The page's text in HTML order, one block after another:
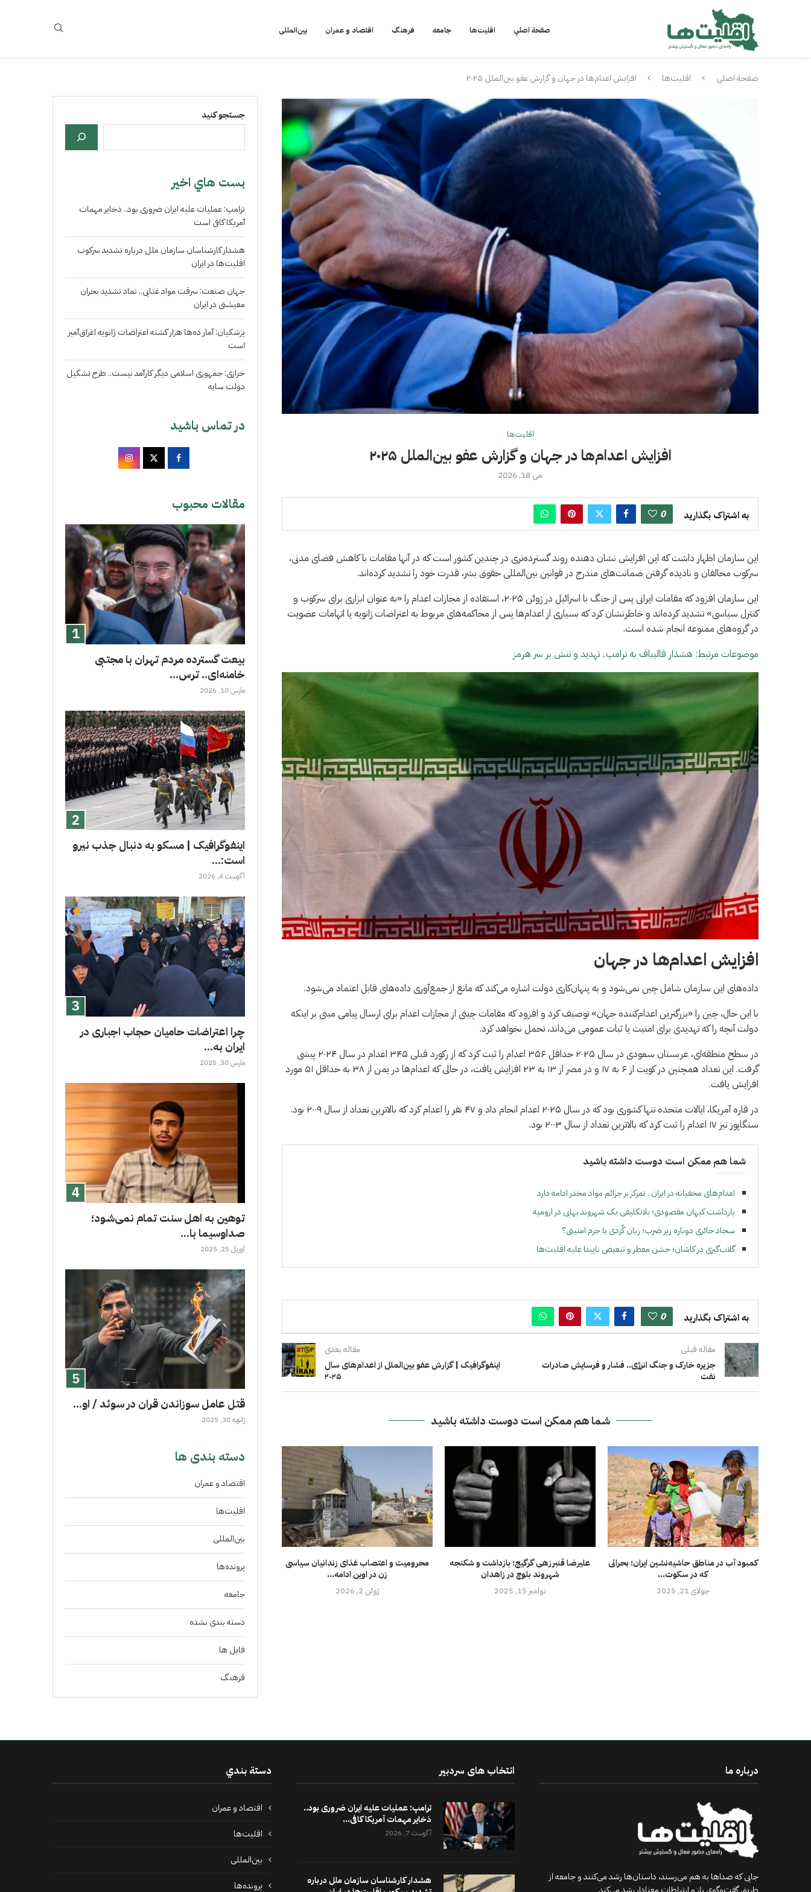
صفحة اصلي اقلیت‌ها جامعه فرهنگ اقتصاد و عمران بین‌المللی
صفحة اصلي اقلیت‌ها افزایش اعدام‌ها در جهان و گزارش عفو بین‌الملل ۲۰۲۵
اقلیت‌ها
افزایش اعدام‌ها در جهان و گزارش عفو بین‌الملل ۲۰۲۵
می 18, 2026
به اشتراک بگذارید 0
این سازمان اظهار داشت که این افزایش نشان دهنده روند گسترده‌تری در چندین کشور است که در آنها مقامات با کاهش فضای مدنی،
سرکوب مخالفان و نادیده گرفتن ضمانت‌های مندرج در قوانین بین‌المللی حقوق بشر، قدرت خود را تشدید کرده‌اند.
این سازمان افزود که مقامات ایرانی پس از جنگ با اسرائیل در ژوئن ۲۰۲۵، استفاده از مجازات اعدام را «به عنوان ابزاری برای سرکوب و
کنترل سیاسی» تشدید کرده‌اند و خاطرنشان کرد که بسیاری از اعدام‌ها پس از محاکمه‌های مربوط به اعتراضات ژانویه یا اتهامات عضویت
در گروه‌های ممنوعه انجام شده است.
موضوعات مرتبط: هشدار قالیباف به ترامپ.. تهدید و تنش بر سر هرمز
افزایش اعدام‌ها در جهان
داده‌های این سازمان شامل چین نمی‌شود و به پنهان‌کاری دولت اشاره می‌کند که مانع از جمع‌آوری داده‌های قابل اعتماد می‌شود.
با این حال، چین را «بزرگترین اعدام‌کننده جهان» توصیف کرد و افزود که مقامات چینی از مجازات اعدام برای ارسال پیامی مبنی بر اینکه
دولت آنچه را که تهدیدی برای امنیت یا ثبات عمومی می‌داند، تحمل نخواهد کرد.
در سطح منطقه‌ای، عربستان سعودی در سال ۲۰۲۵ حداقل ۳۵۶ اعدام را ثبت کرد که از رکورد قبلی ۳۴۵ اعدام در سال ۲۰۲۴ پیشی
گرفت. این تعداد همچنین در کویت از ۶ به ۱۷ و در مصر از ۱۳ به ۲۳ افزایش یافت، در حالی که اعدام‌ها در یمن از ۳۸ به حداقل ۵۱ مورد
افزایش یافت.
در قاره آمریکا، ایالات متحده تنها کشوری بود که در سال ۲۰۲۵ اعدام انجام داد و ۴۷ نفر را اعدام کرد که بالاترین تعداد از سال ۲۰۰۹ بود.
سنگاپور نیز ۱۷ اعدام را ثبت کرد که بالاترین تعداد از سال ۲۰۰۳ بود.
شما هم ممکن است دوست داشته باشید
اعدام‌های مخفیانه در ایران.. تمرکز بر جرائم مواد مخدر ادامه دارد
بازداشت کیهان مقصودی؛ بلاتکلیفی یک شهروند بهایی در ارومیه
سجاد حائری دوباره زیر ضرب؛ زبان کُردی یا جرم امنیتی؟
گلاب‌گیری در کاشان؛ جشن معطر و تبعیض ناپیدا علیه اقلیت‌ها
به اشتراک بگذارید 0
مقاله قبلی
جزیره خارک و جنگ انرژی.. فشار و فرسایش صادرات
نفت
مقاله بعدی
اینفوگرافیک | گزارش عفو بین‌الملل از اعدام‌های سال
۲۰۲۵
شما هم ممکن است دوست داشته باشید
محرومیت و اعتصاب غذای زندانیان سیاسی
زن در اوین ادامه...
ژوئن 2, 2026
علیرضا قنبرزهی گرگیج؛ بازداشت و شکنجه
شهروند بلوچ در زاهدان
نوامبر 15, 2025
کمبود آب در مناطق حاشیه‌نشین ایران؛ بحرانی
که در سکوت...
جولای 21, 2025
جستجو کنید
بست هاي اخير
ترامپ: عملیات علیه ایران ضروری بود.. ذخایر مهمات
آمریکا کافی است
هشدار کارشناسان سازمان ملل درباره تشدید سرکوب
اقلیت‌ها در ایران
جهان صنعت: سرقت مواد غذایی.. نماد تشدید بحران
معیشتی در ایران
پزشکیان: آمار ده‌ها هزار کشته اعتراضات ژانویه اغراق‌آمیز
است
خرازی: جمهوری اسلامی دیگر کارآمد نیست.. طرح تشکیل
دولت سایه
در تماس باشید
مقالات محبوب
بیعت گسترده مردم تهران با مجتبی
خامنه‌ای.. ترس...
مارس 10, 2026
اینفوگرافیک | مسکو به دنبال جذب نیرو
است:...
آگوست 4, 2026
چرا اعتراضات حامیان حجاب اجباری در
ایران به...
مارس 30, 2025
توهین به اهل سنت تمام نمی‌شود؛
صداوسیما با...
آوریل 25, 2025
قتل عامل سوزاندن قران در سوئد / او...
ژانویه 30, 2025
دسته بندی ها
اقتصاد و عمران
اقلیت‌ها
بین‌المللی
پرونده‌ها
جامعه
دسته بندی نشده
فايل ها
فرهنگ
درباره ما
جایی که صداها به هم می‌رسند، داستان‌ها رشد می‌کنند و جامعه از
انتخاب های سردبیر
ترامپ: عملیات علیه ایران ضروری بود..
ذخایر مهمات آمریکا کافی...
آگوست 7, 2026
هشدار کارشناسان سازمان ملل درباره
دستة بندي
اقتصاد و عمران
اقلیت‌ها
بین‌المللی
پرونده‌ها